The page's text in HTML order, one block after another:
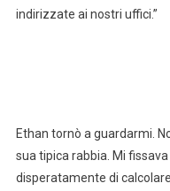
indirizzate ai nostri uffici.”
Ethan tornò a guardarmi.
sua tipica rabbia. Mi
disperatamente di